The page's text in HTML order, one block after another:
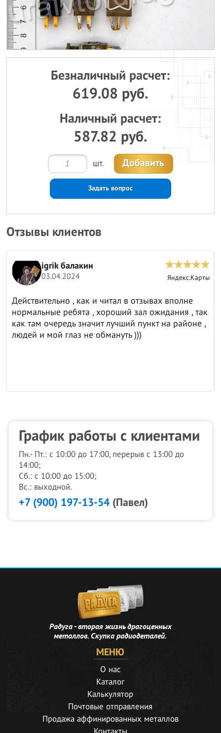
Безналичный расчет:
619.08 руб.
Наличный расчет:
587.82 руб.
шт. Добавить
Задать вопрос
Отзывы клиентов
igrik балакин
03.04.2024 Яндекс.Карты
Действительно , как и читал в отзывах вполне
нормальные ребята , хороший зал ожидания , так
как там очередь значит лучший пункт на районе ,
людей и мой глаз не обмануть )))
График работы с клиентами
Пн.- Пт.: с 10:00 до 17:00, перерыв с 13:00 до
14:00;
Сб.: с 10:00 до 15:00;
Вс.: выходной.
+7 (900) 197-13-54(Павел)
Радуга - вторая жизнь драгоценных
металлов. Скупка радиодеталей.
МЕНЮ
О нас
Каталог
Калькулятор
Почтовые отправления
Продажа аффинированных металлов